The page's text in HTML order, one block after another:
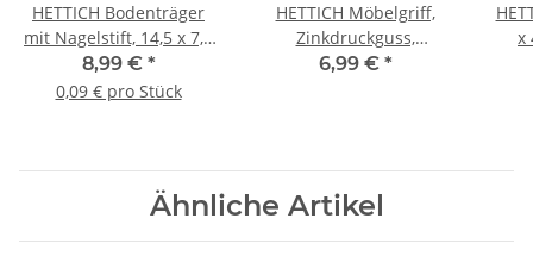
HETTICH Bodenträger
mit Nagelstift, 14,5 x 7,5
mm, Kunststoff/Stahl,
weiß, 100 Stück
8,99 € *
0,09 € pro Stück
HETTICH Möbelgriff,
Zinkdruckguss,
Edelstahl-Optik, BA
6,99 € *
x
Ähnliche Artikel